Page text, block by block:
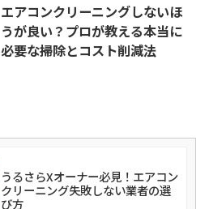
エアコンクリーニングしないほ
うが良い？プロが教える本当に
必要な掃除とコスト削減法
うるさらXオーナー必見！エアコン
クリーニング失敗しない業者の選
び方